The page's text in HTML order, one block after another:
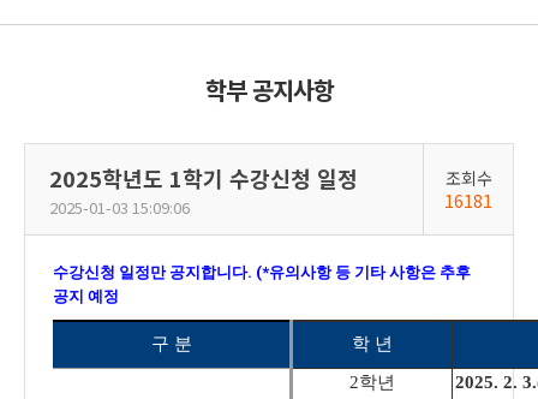
학부 공지사항
2025학년도 1학기 수강신청 일정
2025-01-03 15:09:06
조회수
16181
수강신청 일정만 공지합니다. (*유의사항 등 기타 사항은 추후
공지 예정
구 분 학 년
2학년
2025. 2.